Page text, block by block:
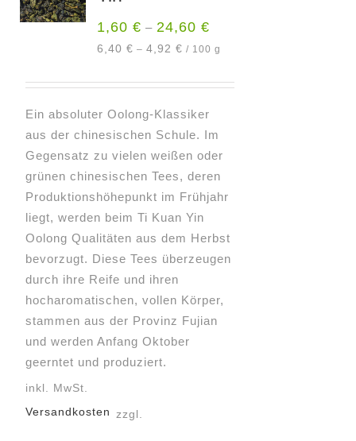
können
auf
gewählt
werden
1,60€ – 24,60€
6,40€ –4,92€ / 100 g
Ein absoluter Oolong-Klassiker
aus der chinesischen Schule. Im
Gegensatz zu vielen weißen oder
grünen chinesischen Tees, deren
Produktionshöhepunkt im Frühjahr
liegt, werden beim Ti Kuan Yin
Oolong Qualitäten aus dem Herbst
bevorzugt. Diese Tees überzeugen
durch ihre Reife und ihren
hocharomatischen, vollen Körper,
stammen aus der Provinz Fujian
und werden Anfang Oktober
geerntet und produziert.
inkl. MwSt.
zzgl.
Versandkosten